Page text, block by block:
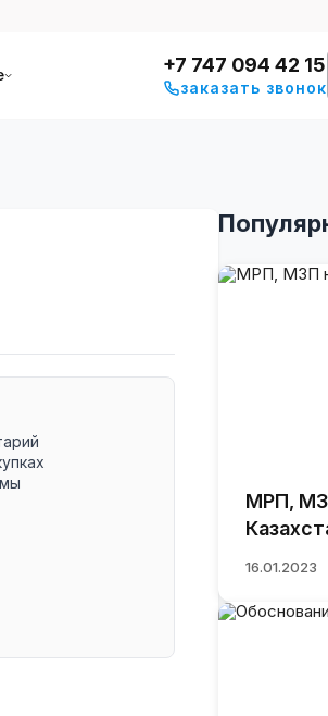
+7 747 094 42 15
заказать звонок
МРП,
16.01.2023